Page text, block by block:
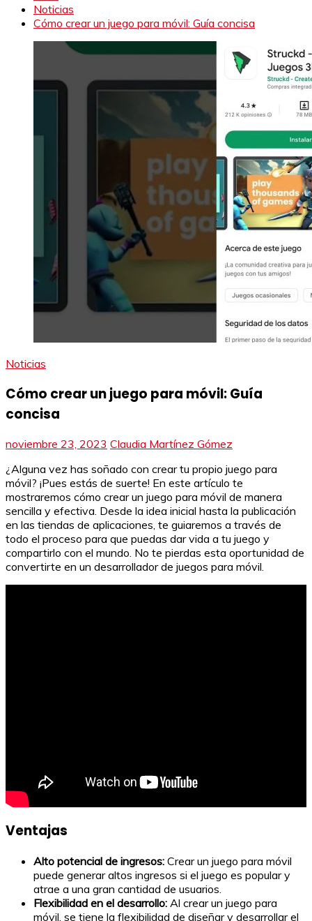
Noticias
Cómo crear un juego para móvil: Guía concisa
Noticias
Cómo crear un juego para móvil: Guía
concisa
noviembre 23, 2023 Claudia Martínez Gómez
¿Alguna vez has soñado con crear tu propio juego para
móvil? ¡Pues estás de suerte! En este artículo te
mostraremos cómo crear un juego para móvil de manera
sencilla y efectiva. Desde la idea inicial hasta la publicación
en las tiendas de aplicaciones, te guiaremos a través de
todo el proceso para que puedas dar vida a tu juego y
compartirlo con el mundo. No te pierdas esta oportunidad de
convertirte en un desarrollador de juegos para móvil.
Ventajas
Alto potencial de ingresos: Crear un juego para móvil
puede generar altos ingresos si el juego es popular y
atrae a una gran cantidad de usuarios.
Flexibilidad en el desarrollo: Al crear un juego para
móvil, se tiene la flexibilidad de diseñar y desarrollar el